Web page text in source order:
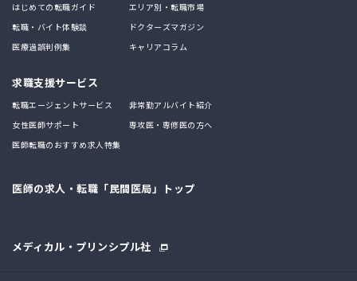
はじめての転職ガイド
エリア別・転職市場
転職・バイト体験談
ドクターズマガジン
医療過誤判例集
キャリアコラム
求職支援サービス
転職エージェントサービス
非常勤アルバイト紹介
女性医師サポート
専攻医・専修医の方へ
医師転職のおすすめ求人特集
医師の求人・転職「民間医局」トップ
メディカル・プリンシプル社